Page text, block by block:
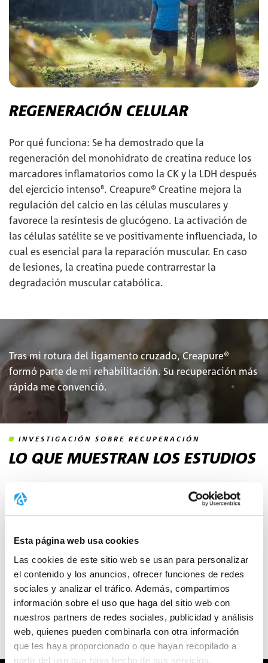
Esta página web usa cookies
Las cookies de este sitio web se usan para personalizar
el contenido y los anuncios, ofrecer funciones de redes
sociales y analizar el tráfico. Además, compartimos
información sobre el uso que haga del sitio web con
nuestros partners de redes sociales, publicidad y análisis
web, quienes pueden combinarla con otra información
que les haya proporcionado o que hayan recopilado a
partir del uso que haya hecho de sus servicios.
REGENERACIÓN CELULAR
Por qué funciona: Se ha demostrado que la
regeneración del monohidrato de creatina reduce los
marcadores inflamatorios como la CK y la LDH después
del ejercicio intenso⁸. Creapure® Creatine mejora la
regulación del calcio en las células musculares y
favorece la resíntesis de glucógeno. La activación de
las células satélite se ve positivamente influenciada, lo
cual es esencial para la reparación muscular. En caso
de lesiones, la creatina puede contrarrestar la
degradación muscular catabólica.
Tras mi rotura del ligamento cruzado, Creapure®
formó parte de mi rehabilitación. Su recuperación más
rápida me convenció.
INVESTIGACIÓN SOBRE RECUPERACIÓN
LO QUE MUESTRAN LOS ESTUDIOS
Menos daño
19 % menos de aumento de CK después de una
Reducción de la inflamación
34 % menos de TNF-α y 61 % menos de PGE₂⁸–
medido 24 h después del ejercicio intenso
Recuperación de lesiones
Los estudios muestran una preservación muscular
del 0,9 % frente a una pérdida del 3,7 % con la
inmovilización